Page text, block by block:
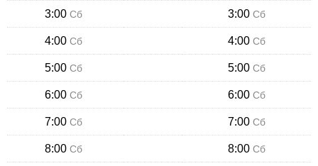
3:00 Сб 3:00 Сб
4:00 Сб 4:00 Сб
5:00 Сб 5:00 Сб
6:00 Сб 6:00 Сб
7:00 Сб 7:00 Сб
8:00 Сб 8:00 Сб